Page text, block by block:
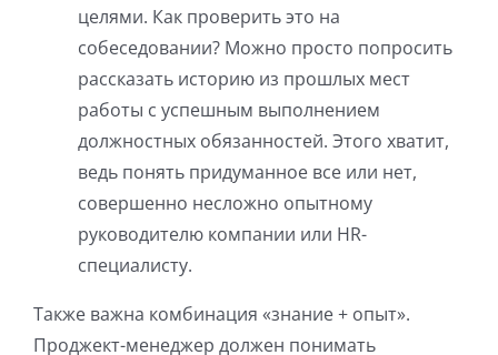
целями. Как проверить это на
собеседовании? Можно просто попросить
рассказать историю из прошлых мест
работы с успешным выполнением
должностных обязанностей. Этого хватит,
ведь понять придуманное все или нет,
совершенно несложно опытному
руководителю компании или HR-
специалисту.
Также важна комбинация «знание + опыт».
Проджект-менеджер должен понимать